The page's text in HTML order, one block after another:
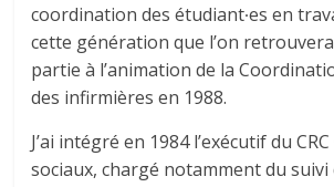
coordination des étudiant∙es en
cette génération que l’on
partie à l’animation de la
des infirmières en 1988.
J’ai intégré en 1984 l’exécutif du
sociaux, chargé notamment du suivi